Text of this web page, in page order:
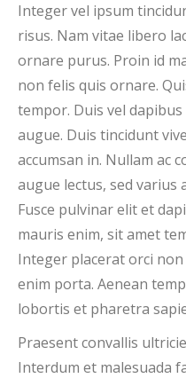
Integer vel ipsum
risus. Nam vitae libero
ornare purus. Proin id
non felis quis ornare.
tempor. Duis vel
augue. Duis tincidunt
accumsan in. Nullam ac
augue lectus, sed varius
Fusce pulvinar elit et
mauris enim, sit amet
Integer placerat orci
enim porta. Aenean
lobortis et pharetra
Praesent convallis
Interdum et malesuada